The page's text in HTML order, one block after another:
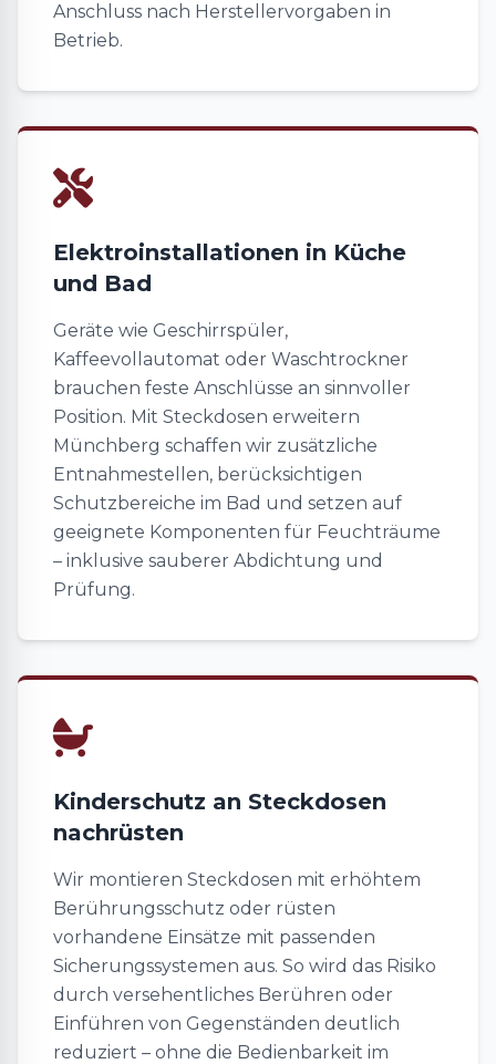
Anschluss nach Herstellervorgaben in
Betrieb.
Elektroinstallationen in Küche
und Bad
Geräte wie Geschirrspüler,
Kaffeevollautomat oder Waschtrockner
brauchen feste Anschlüsse an sinnvoller
Position. Mit Steckdosen erweitern
Münchberg schaffen wir zusätzliche
Entnahmestellen, berücksichtigen
Schutzbereiche im Bad und setzen auf
geeignete Komponenten für Feuchträume
– inklusive sauberer Abdichtung und
Prüfung.
Kinderschutz an Steckdosen
nachrüsten
Wir montieren Steckdosen mit erhöhtem
Berührungsschutz oder rüsten
vorhandene Einsätze mit passenden
Sicherungssystemen aus. So wird das Risiko
durch versehentliches Berühren oder
Einführen von Gegenständen deutlich
reduziert – ohne die Bedienbarkeit im